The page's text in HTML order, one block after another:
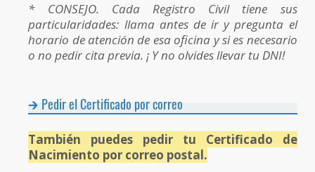
* CONSEJO. Cada Registro Civil tiene sus
particularidades: llama antes de ir y pregunta el
horario de atención de esa oficina y si es necesario
o no pedir cita previa. ¡ Y no olvides llevar tu DNI!
Pedir el Certificado por correo
También puedes pedir tu Certificado de
Nacimiento por correo postal.